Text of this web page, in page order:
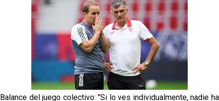
Banquillos confirmados: así queda la cantera del
Sevilla Femenino para la 2026/27
Celta y Rayo agitan el mercado de La Liga
Previa | El Sevilla FC cierra la pretemporada con el
exigente choque ante el Bayer Leverkusen
Balance del juego colectivo: "Si lo ves individualmente, nadie ha